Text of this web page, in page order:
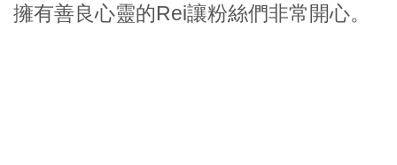
擁有善良心靈的Rei讓粉絲們非常開心。